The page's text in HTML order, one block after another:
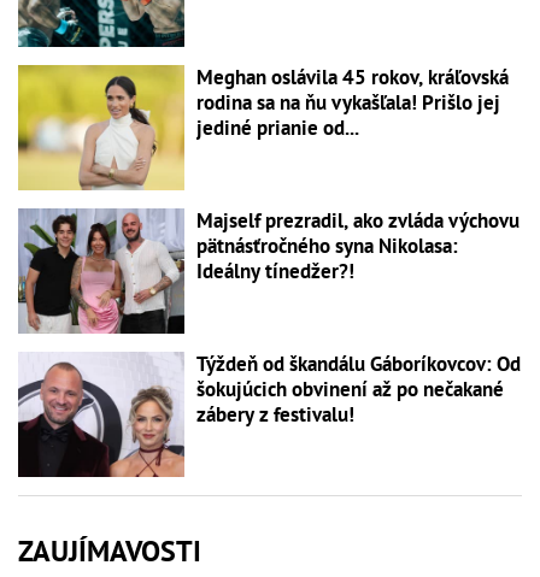
Meghan oslávila 45 rokov, kráľovská
rodina sa na ňu vykašľala! Prišlo jej
jediné prianie od...
Majself prezradil, ako zvláda výchovu
pätnásťročného syna Nikolasa:
Ideálny tínedžer?!
Týždeň od škandálu Gáboríkovcov: Od
šokujúcich obvinení až po nečakané
zábery z festivalu!
ZAUJÍMAVOSTI